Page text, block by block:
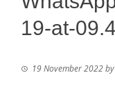
19-at-
19 November 2022by